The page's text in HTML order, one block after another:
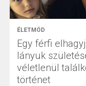
ÉLETMÓD
Egy férfi
lányuk
véletlenül
történet